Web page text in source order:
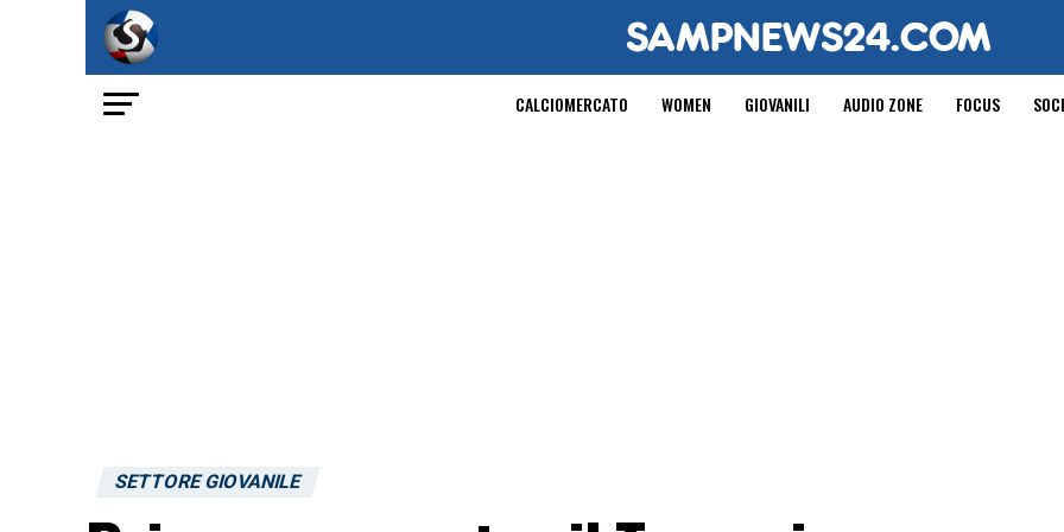
CALCIOMERCATO WOMEN GIOVANILI AUDIO ZONE FOCUS
SETTORE GIOVANILE